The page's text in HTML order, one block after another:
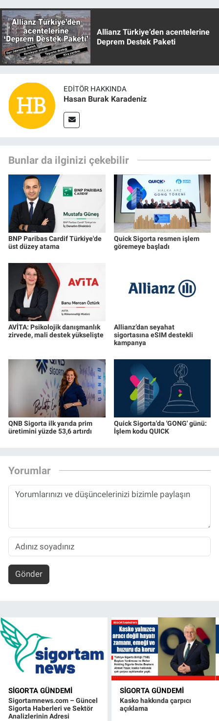
Allianz Türkiye’den acentelerine
Deprem Destek Paketi
EDITÖR HAKKINDA
Hasan Burak Karadeniz
Bunlar da ilginizi çekebilir
BNP Paribas Cardif Türkiye'de
üst düzey atama
Quick Sigorta resmen işlem
göremeye başladı
AVİTA: Psikolojik danışmanlık
zirvede, mali destek yükselişte
Allianz’dan seyahat
sigortasına eSIM destekli
kampanya
QNB Sigorta ilk yarıda prim
üretimini yüzde 53,6 artırdı
Quick Sigorta'da 'GONG' günü:
İşlem kodu QUICK
Yorumlar
Gönder
SIGORTA GÜNDEMI
Sigortamnews.com – Güncel
Sigorta Haberleri ve Sektör
Analizlerinin Adresi
SIGORTA GÜNDEMI
Kasko hakkında çarpıcı
açıklama